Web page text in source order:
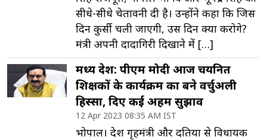
सीधे-सीधे चेतावनी दी है। उन्होंने कहा कि जिस
दिन कुर्सी चली जाएगी, उस दिन क्या करोगे?
मंत्री अपनी दादागिरी दिखाने में […]
मध्य प्रदेश: पीएम मोदी आज चयनित
शिक्षकों के कार्यक्रम का बने वर्चुअली
हिस्सा, दिए कई अहम सुझाव
12 Apr 2023 08:35 AM IST
भोपाल। प्रदेश गृहमंत्री और दतिया से विधायक